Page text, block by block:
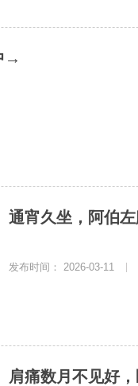
→
通宵久坐，阿伯
发布时间： 2026-03-11
肩痛数月不见好